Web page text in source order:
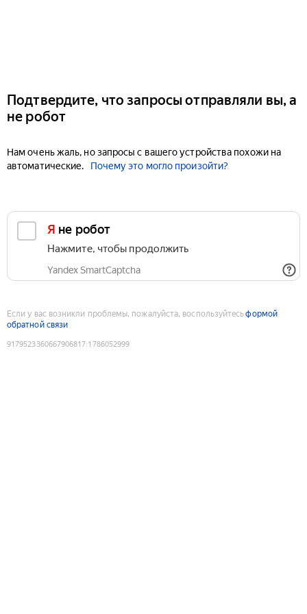
Подтвердите, что запросы отправляли вы, а
не робот
Нам очень жаль, но запросы с вашего устройства похожи на
автоматические.
Почему это могло произойти?
Я не робот
Нажмите, чтобы продолжить
Yandex SmartCaptcha
Если у вас возникли проблемы, пожалуйста, воспользуйтесьформой
обратной связи
9179523360667906817:1786052999